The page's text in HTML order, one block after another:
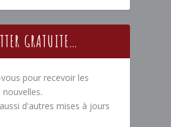
GRATUITE…
pour recevoir les
nouvelles.
d'autres mises à jours